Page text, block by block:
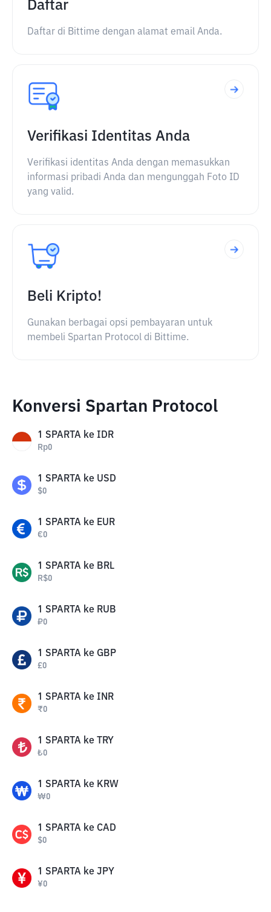
Daftar
Daftar di Bittime dengan alamat email Anda.
Verifikasi Identitas Anda
Verifikasi identitas Anda dengan memasukkan
informasi pribadi Anda dan mengunggah Foto ID
yang valid.
Beli Kripto!
Gunakan berbagai opsi pembayaran untuk
membeli Spartan Protocol di Bittime.
Konversi Spartan Protocol
1 SPARTA ke IDR
Rp0
1 SPARTA ke USD
$0
1 SPARTA ke EUR
€0
1 SPARTA ke BRL
R$0
1 SPARTA ke RUB
₽0
1 SPARTA ke GBP
£0
1 SPARTA ke INR
₹0
1 SPARTA ke TRY
₺0
1 SPARTA ke KRW
₩0
1 SPARTA ke CAD
$0
1 SPARTA ke JPY
¥0